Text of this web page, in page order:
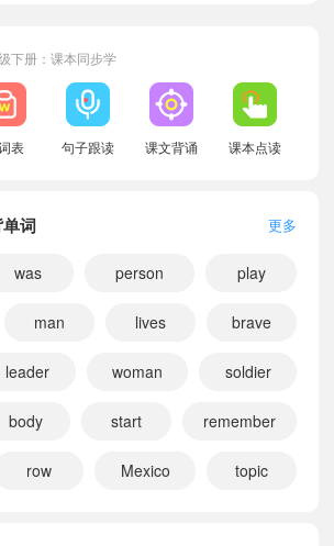
下册：课本同步学
表 句子跟读 课文背诵 课本点读
词 更多
was person play
man lives brave
leader woman soldier
body start remember
row Mexico topic
湘鲁版三年级下册Review 1课文朗读